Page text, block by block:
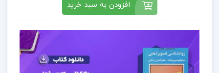
افزودن به سبد خرید